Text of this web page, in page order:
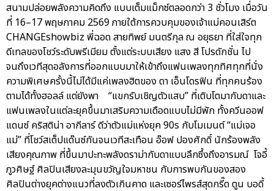
สนามปล่อยพลังความคิดถึง แบบเต็มแม็กซ์ตลอดกว่า 3 ชั่วโมง เมื่อวัน
ที่ 16–17 พฤษภาคม 2569 ภายใต้การควบคุมของเจ้าแม่คอนเสิร์ต
CHANGEshowbiz พี่ฉอด สายทิพย์ มนตรีกุล ณ อยุธยา ที่ใส่ใจทุก
ดีเทลของโชว์ระดับพรีเมียม ตั้งแต่ระบบเสียง แสง สี โปรดักชั่น ไป
จนถึงเวทีสุดอลังการที่ออกแบบมาให้เข้าถึงแฟนเพลงทุกทิศทุกที่นั่ง
ความพิเศษครั้งนี้ไม่ได้มีแค่เพลงฮิตของ ดา เอ็นโดรฟิน ที่ทุกคนร้อง
ตามได้ทั้งฮอลล์ แต่ยังพา “แขกรับเชิญตัวแสบ” ที่เติบโตมากับดาและ
แฟนเพลงในแต่ละยุคขึ้นมาเสริมความเดือดแบบไม่มีพัก ทั้งควีนออฟ
แดนซ์ คริสติน่า อากีลาร์ ดีว่าตัวแม่แห่งยุค 90s กับโมเมนต์ “แม่เจอ
แม่” ที่โชว์สเต็ปแด๊นซ์กันจนเวทีสะเทือน อ๊อฟ ปองศักดิ์ นักร้องพลัง
เสียงคุณภาพ ที่ขึ้นมาปะทะพลังดราม่ากับดาแบบลึกซึ้งถึงอารมณ์ โจอี้
ภูวศิษฐ์ ศิลปินเสียงละมุนขวัญใจมหาชน กับการพบกันของสอง
ศิลปินต่างยุคต่างแนวที่ลงตัวเกินคาด และเซอร์ไพรส์สุดกรี๊ด ตูน บอดี้